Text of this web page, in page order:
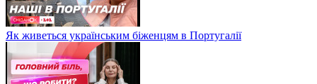
Як живеться українським біженцям в Португалії